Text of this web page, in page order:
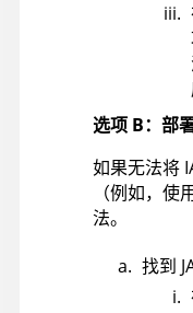
选项 B：部
如果无法将
（例如，
法。
找到